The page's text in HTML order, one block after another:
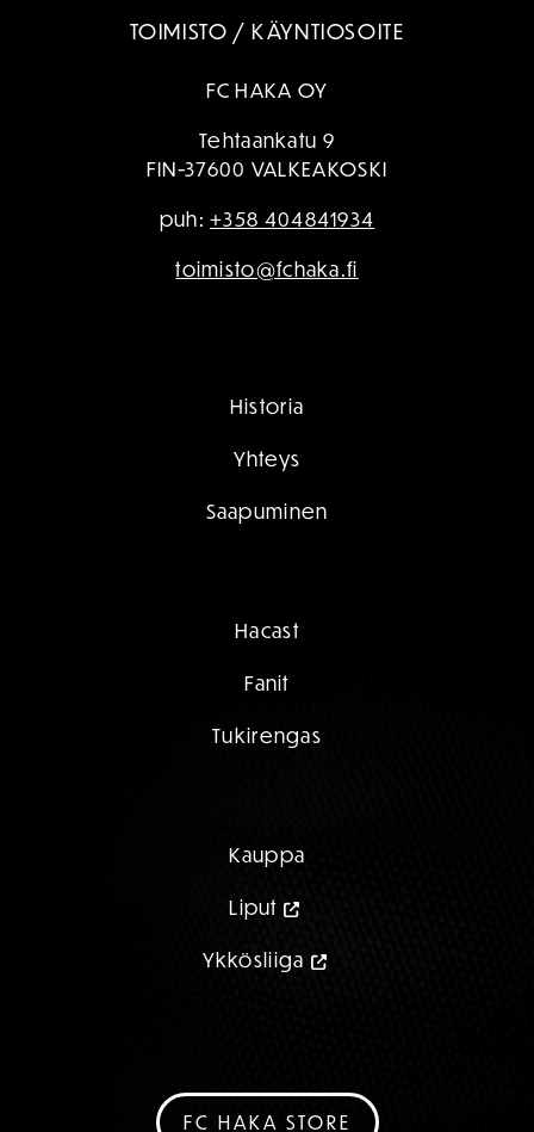
TOIMISTO / KÄYNTIOSOITE
FC HAKA OY
Tehtaankatu 9
FIN-37600 VALKEAKOSKI
puh:+358 404841934
toimisto@fchaka.fi
Historia
Yhteys
Saapuminen
Hacast
Fanit
Tukirengas
Kauppa
Liput
Ykkösliiga
FC HAKA STORE